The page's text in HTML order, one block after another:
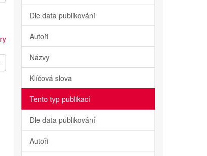
Dle data publikování
Autoři
Názvy
Klíčová slova
Tento typ publikací
Dle data publikování
Autoři